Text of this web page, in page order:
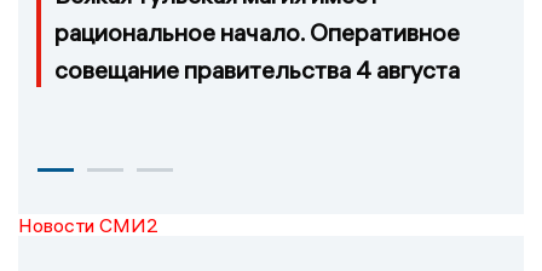
рациональное начало. Оперативное
совещание правительства 4 августа
Новости СМИ2